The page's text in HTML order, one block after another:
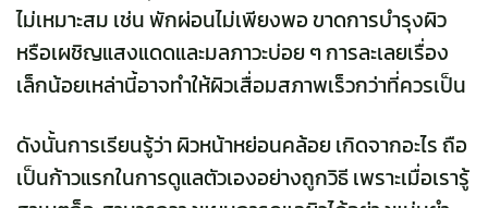
ไม่เหมาะสม เช่น พักผ่อนไม่เพียงพอ ขาดการบำรุงผิว
หรือเผชิญแสงแดดและมลภาวะบ่อย ๆ การละเลยเรื่อง
เล็กน้อยเหล่านี้อาจทำให้ผิวเสื่อมสภาพเร็วกว่าที่ควรเป็น
ดังนั้นการเรียนรู้ว่า ผิวหน้าหย่อนคล้อย เกิดจากอะไร ถือ
เป็นก้าวแรกในการดูแลตัวเองอย่างถูกวิธี เพราะเมื่อเรารู้